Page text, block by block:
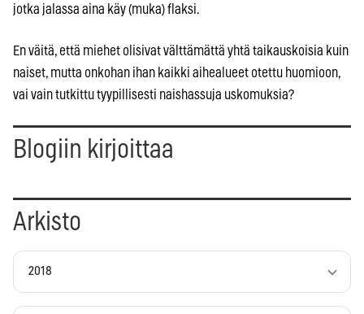
jotka jalassa aina käy (muka) flaksi.
En väitä, että miehet olisivat välttämättä yhtä taikauskoisia kuin
naiset, mutta onkohan ihan kaikki aihealueet otettu huomioon,
vai vain tutkittu tyypillisesti naishassuja uskomuksia?
Blogiin kirjoittaa
Arkisto
2018